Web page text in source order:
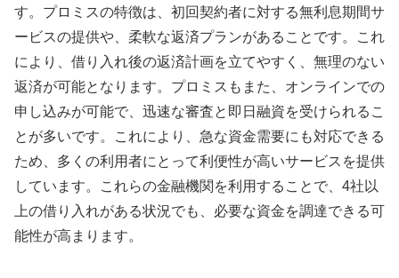
す。プロミスの特徴は、初回契約者に対する無利息期間サ
ービスの提供や、柔軟な返済プランがあることです。これ
により、借り入れ後の返済計画を立てやすく、無理のない
返済が可能となります。プロミスもまた、オンラインでの
申し込みが可能で、迅速な審査と即日融資を受けられるこ
とが多いです。これにより、急な資金需要にも対応できる
ため、多くの利用者にとって利便性が高いサービスを提供
しています。これらの金融機関を利用することで、4社以
上の借り入れがある状況でも、必要な資金を調達できる可
能性が高まります。